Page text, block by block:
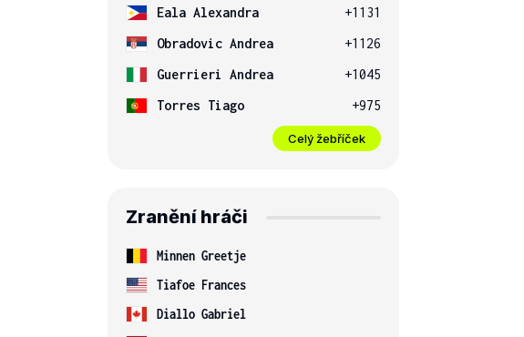
Eala Alexandra
+1131
Obradovic Andrea
+1126
Guerrieri Andrea
+1045
Torres Tiago
+975
Celý žebříček
Zranění hráči
Minnen Greetje
Tiafoe Frances
Diallo Gabriel